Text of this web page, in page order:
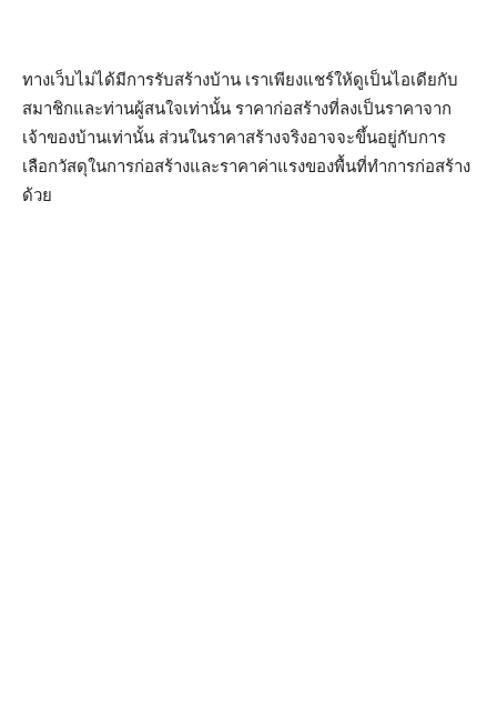
ทางเว็บไม่ได้มีการรับสร้างบ้าน เราเพียงแชร์ให้ดูเป็นไอเดียกับ
สมาชิกและท่านผู้สนใจเท่านั้น ราคาก่อสร้างที่ลงเป็นราคาจาก
เจ้าของบ้านเท่านั้น ส่วนในราคาสร้างจริงอาจจะขึ้นอยู่กับการ
เลือกวัสดุในการก่อสร้างและราคาค่าแรงของพื้นที่ทำการก่อสร้าง
ด้วย